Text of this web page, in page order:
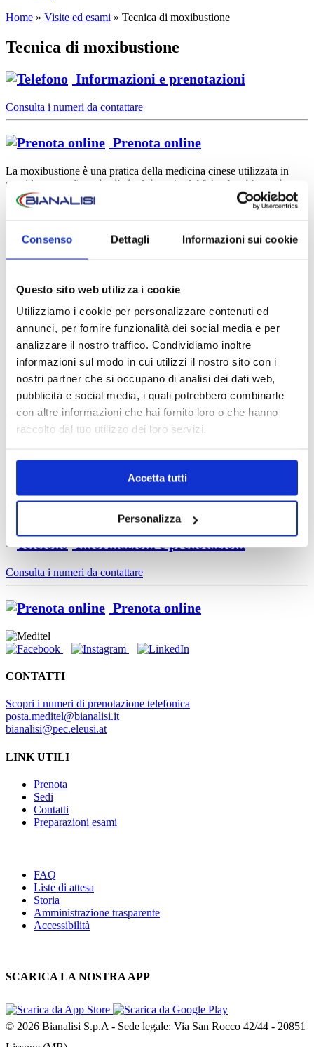
Consenso Dettagli Informazioni sui cookie
Questo sito web utilizza i cookie
Utilizziamo i cookie per personalizzare contenuti ed
annunci, per fornire funzionalità dei social media e per
analizzare il nostro traffico. Condividiamo inoltre
informazioni sul modo in cui utilizzi il nostro sito con i
nostri partner che si occupano di analisi dei dati web,
pubblicità e social media, i quali potrebbero combinarle
con altre informazioni che hai fornito loro o che hanno
raccolto dal tuo utilizzo dei loro servizi.
Accetta tutti
Personalizza
Home » Visite ed esami » Tecnica di moxibustione
Tecnica di moxibustione
Informazioni e prenotazioni
Consulta i numeri da contattare
Prenota online
La moxibustione è una pratica della medicina cinese utilizzata in
gravidanza per favorire il rivolgimento del feto
che si trova in
presentazione podalica verso la corretta posizione cefalica. Si
esegue tra la 34esima e la 37esima settimana di gestazione.
La tecnica di moxibustione prevede l’utilizzo di un sigaro di
artemisia che viene acceso e posizionato a una precisa distanza da
un punto dell’agopuntura situato in prossimità del mignolo del piede
Non si esegue nelle seguenti condizioni: gravidanza gemellare,
gravidanza a termine, in caso di infiammazioni, diabete,
ipertensione, affezioni della pelle, placenta previa, o febbre.
Servizi correlati
Ginecologia e Ostetricia
Spazio Donna
Sedi
Bianalisi Padre Monti
Informazioni e prenotazioni
Consulta i numeri da contattare
Prenota online
CONTATTI
Scopri i numeri di prenotazione telefonica
posta.meditel@bianalisi.it
bianalisi@pec.eleusi.at
LINK UTILI
Prenota
Sedi
Contatti
Preparazioni esami
FAQ
Liste di attesa
Storia
Amministrazione trasparente
Accessibilità
SCARICA LA NOSTRA APP
© 2026 Bianalisi S.p.A - Sede legale: Via San Rocco 42/44 - 20851